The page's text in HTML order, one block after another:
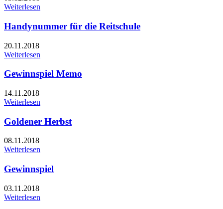
Weiterlesen
Handynummer für die Reitschule
20.11.2018
Weiterlesen
Gewinnspiel Memo
14.11.2018
Weiterlesen
Goldener Herbst
08.11.2018
Weiterlesen
Gewinnspiel
03.11.2018
Weiterlesen